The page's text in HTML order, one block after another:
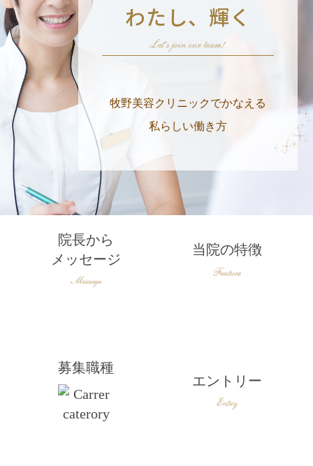
わたし、輝く
牧野美容クリニックでかなえる
私らしい働き方
院長から
メッセージ
当院の特徴
募集職種
エントリー